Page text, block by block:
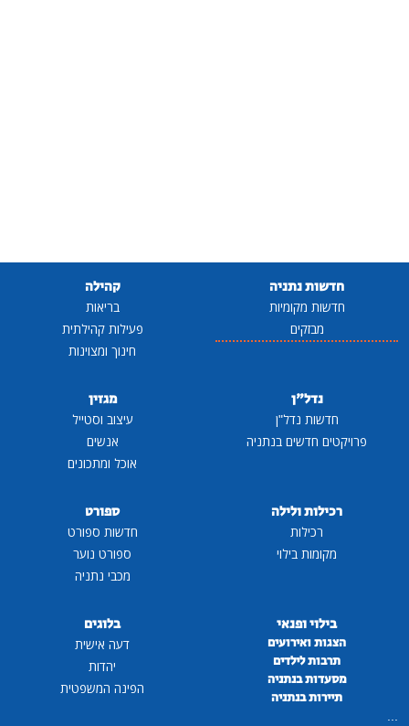
חדשות נתניה
חדשות מקומיות
מבזקים
קהילה
בריאות
פעילות קהילתית
חינוך ומצוינות
נדל"ן
חדשות נדל"ן
פרויקטים חדשים בנתניה
מגזין
עיצוב וסטייל
אנשים
אוכל ומתכונים
רכילות ולילה
רכילות
מקומות בילוי
ספורט
חדשות ספורט
ספורט נוער
מכבי נתניה
בילוי ופנאי
הצגות ואירועים
תרבות לילדים
מסעדות בנתניה
תיירות בנתניה
...
בלוגים
דעה אישית
יהדות
הפינה המשפטית